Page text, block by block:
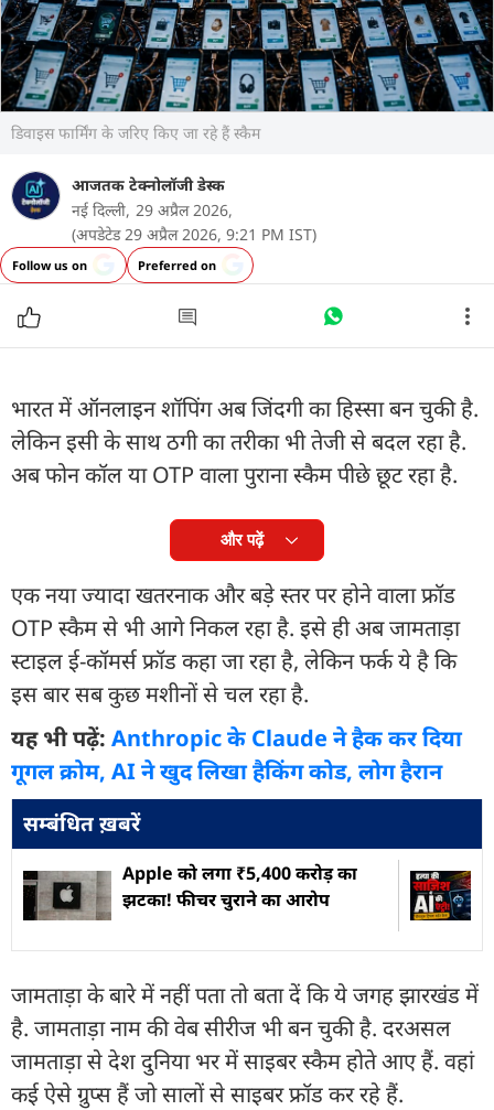
डिवाइस फार्मिंग के जरिए किए जा रहे हैं स्कैम
आजतक टेक्नोलॉजी डेस्क
नई दिल्ली, 29 अप्रैल 2026,
(अपडेटेड 29 अप्रैल 2026, 9:21 PM IST)
Follow us on Preferred on
भारत में ऑनलाइन शॉपिंग अब जिंदगी का हिस्सा बन चुकी है.
लेकिन इसी के साथ ठगी का तरीका भी तेजी से बदल रहा है.
अब फोन कॉल या OTP वाला पुराना स्कैम पीछे छूट रहा है.
और पढ़ें
एक नया ज्यादा खतरनाक और बड़े स्तर पर होने वाला फ्रॉड
OTP स्कैम से भी आगे निकल रहा है. इसे ही अब जामताड़ा
स्टाइल ई-कॉमर्स फ्रॉड कहा जा रहा है, लेकिन फर्क ये है कि
इस बार सब कुछ मशीनों से चल रहा है.
यह भी पढ़ें: Anthropic के Claude ने हैक कर दिया
गूगल क्रोम, AI ने खुद लिखा हैकिंग कोड, लोग हैरान
सम्बंधित ख़बरें
Apple को लगा ₹5,400 करोड़ का
झटका! फीचर चुराने का आरोप
जामताड़ा के बारे में नहीं पता तो बता दें कि ये जगह झारखंड में
है. जामताड़ा नाम की वेब सीरीज भी बन चुकी है. दरअसल
जामताड़ा से देश दुनिया भर में साइबर स्कैम होते आए हैं. वहां
कई ऐसे ग्रुप्स हैं जो सालों से साइबर फ्रॉड कर रहे हैं.